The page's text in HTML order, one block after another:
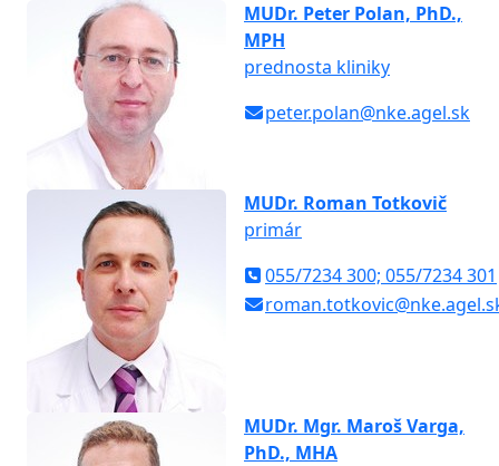
MUDr. Peter Polan, PhD.,
MPH
prednosta kliniky
peter.polan@nke.agel.sk
MUDr. Roman Totkovič
primár
055/7234 300; 055/7234 301
MUDr. Mgr. Maroš Varga,
PhD., MHA